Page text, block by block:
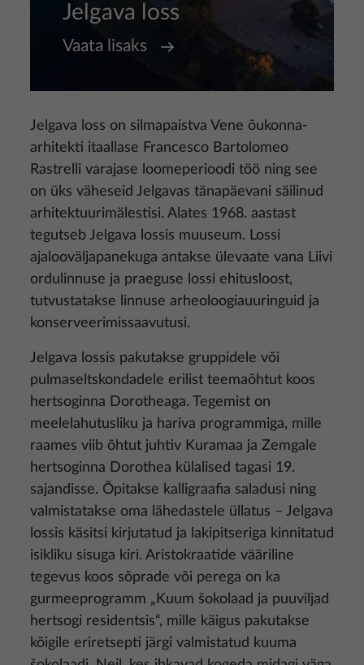
Jelgava loss
Vaata lisaks
Jelgava loss on silmapaistva Vene õukonna-
arhitekti itaallase Francesco Bartolomeo
Rastrelli varajase loomeperioodi töö ning see
on üks väheseid Jelgavas tänapäevani säilinud
arhitektuurimälestisi. Alates 1968. aastast
tegutseb Jelgava lossis muuseum. Lossi
ajalooväljapanekuga antakse ülevaate vana Liivi
ordulinnuse ja praeguse lossi ehitusloost,
tutvustatakse linnuse arheoloogiauuringuid ja
konserveerimissaavutusi.
Jelgava lossis pakutakse gruppidele või
pulmaseltskondadele erilist teemaõhtut koos
hertsoginna Dorotheaga. Tegemist on
meelelahutusliku ja hariva programmiga, mille
raames viib õhtut juhtiv Kuramaa ja Zemgale
hertsoginna Dorothea külalised tagasi 19.
sajandisse. Õpitakse kalligraafia saladusi ning
valmistatakse oma lähedastele üllatus – Jelgava
lossis käsitsi kirjutatud ja lakipitseriga kinnitatud
isikliku sisuga kiri. Aristokraatide vääriline
tegevus koos sõprade või perega on ka
gurmeeprogramm „Kuum šokolaad ja puuviljad
hertsogi residentsis“, mille käigus pakutakse
kõigile eriretsepti järgi valmistatud kuuma